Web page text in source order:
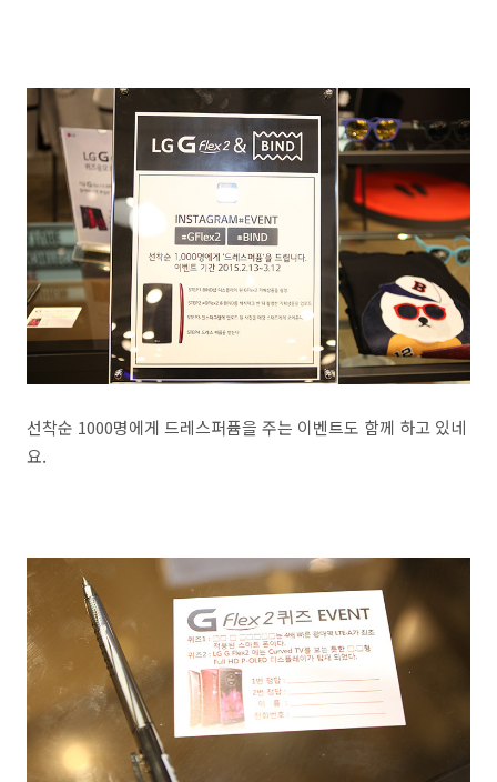
선착순 1000명에게 드레스퍼퓸을 주는 이벤트도 함께 하고 있네
요.